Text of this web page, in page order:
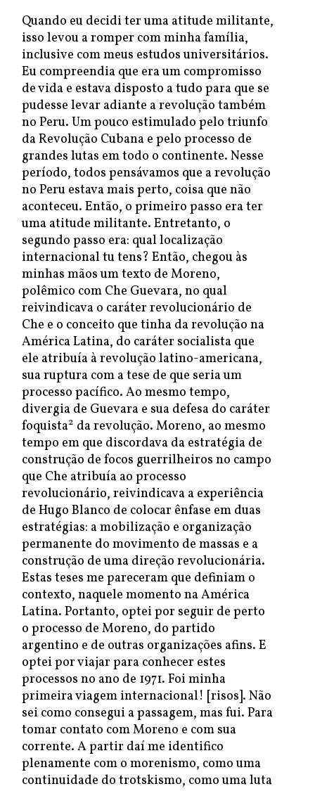
Quando eu decidi ter uma atitude militante,
isso levou a romper com minha família,
inclusive com meus estudos universitários.
Eu compreendia que era um compromisso
de vida e estava disposto a tudo para que se
pudesse levar adiante a revolução também
no Peru. Um pouco estimulado pelo triunfo
da Revolução Cubana e pelo processo de
grandes lutas em todo o continente. Nesse
período, todos pensávamos que a revolução
no Peru estava mais perto, coisa que não
aconteceu. Então, o primeiro passo era ter
uma atitude militante. Entretanto, o
segundo passo era: qual localização
internacional tu tens? Então, chegou às
minhas mãos um texto de Moreno,
polêmico com Che Guevara, no qual
reivindicava o caráter revolucionário de
Che e o conceito que tinha da revolução na
América Latina, do caráter socialista que
ele atribuía à revolução latino-americana,
sua ruptura com a tese de que seria um
processo pacífico. Ao mesmo tempo,
divergia de Guevara e sua defesa do caráter
foquista2 da revolução. Moreno, ao mesmo
tempo em que discordava da estratégia de
construção de focos guerrilheiros no campo
que Che atribuía ao processo
revolucionário, reivindicava a experiência
de Hugo Blanco de colocar ênfase em duas
estratégias: a mobilização e organização
permanente do movimento de massas e a
construção de uma direção revolucionária.
Estas teses me pareceram que definiam o
contexto, naquele momento na América
Latina. Portanto, optei por seguir de perto
o processo de Moreno, do partido
argentino e de outras organizações afins. E
optei por viajar para conhecer estes
processos no ano de 1971. Foi minha
primeira viagem internacional! [risos]. Não
sei como consegui a passagem, mas fui. Para
tomar contato com Moreno e com sua
corrente. A partir daí me identifico
plenamente com o morenismo, como uma
continuidade do trotskismo, como uma luta